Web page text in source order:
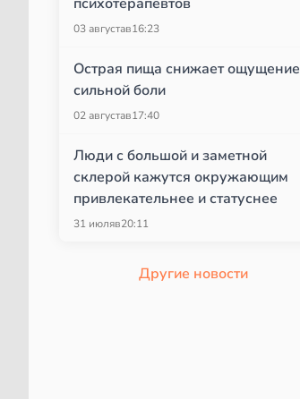
03 августав16:23
Острая пища снижает ощущение
сильной боли
02 августав17:40
Люди с большой и заметной
склерой кажутся окружающим
привлекательнее и статуснее
31 июляв20:11
Другие новости